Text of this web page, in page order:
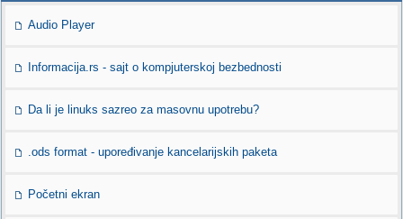
Audio Player
Informacija.rs - sajt o kompjuterskoj bezbednosti
Da li je linuks sazreo za masovnu upotrebu?
.ods format - upoređivanje kancelarijskih paketa
Početni ekran